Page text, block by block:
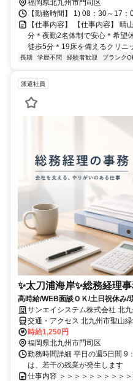
福岡県北九州市門司区
【勤務時間】 1) 08：30～17
【仕事内容】 【仕事内容】 晴
分＊夜勤2名体制で安心＊希望
徒歩5分＊19床を備えるクリニ
長期 学歴不問 経験者歓迎 ブランク
派遣社員
✨太刀浦海岸✨総務経理
高時給/WEB面談ＯＫ/土日祝休み/
サンエイシステム株式会社 北
交通・アクセス 北九州市聖山緑
時給1,250円
福岡県北九州市門司区
勤務時間詳細 平日の週5日間 9
は、若干の残業が発生します
仕事内容 ＞＞＞＞＞＞＞＞＞